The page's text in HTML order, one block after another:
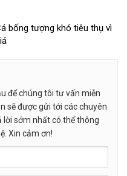
bống tượng khó tiêu thụ vì
để chúng tôi tư vấn miễn
sẽ được gửi tới các chuyên
lời sớm nhất có thể thông
Xin cảm ơn!